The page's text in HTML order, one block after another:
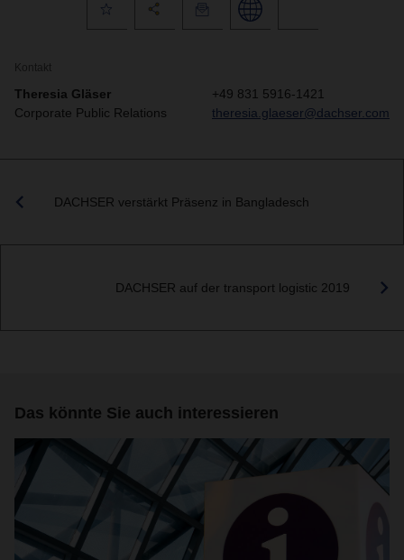
Kontakt
Theresia Gläser
Corporate Public Relations
+49 831 5916-1421
theresia.glaeser@dachser.com
DACHSER verstärkt Präsenz in Bangladesch
DACHSER auf der transport logistic 2019
Das könnte Sie auch interessieren